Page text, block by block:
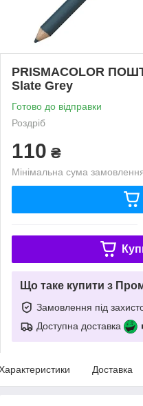
PRISMACOLOR
Slate Grey
Готово до відправки
Роздріб
110 ₴
Мінімальна сума
Що таке купити з
Замовлення під
Доступна доставка
Доставка